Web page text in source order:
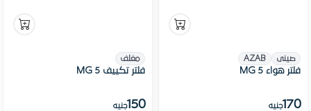
صينى AZAB
فلتر هواء MG 5
170جنيه
مغلف
فلتر تكييف MG 5
150جنيه